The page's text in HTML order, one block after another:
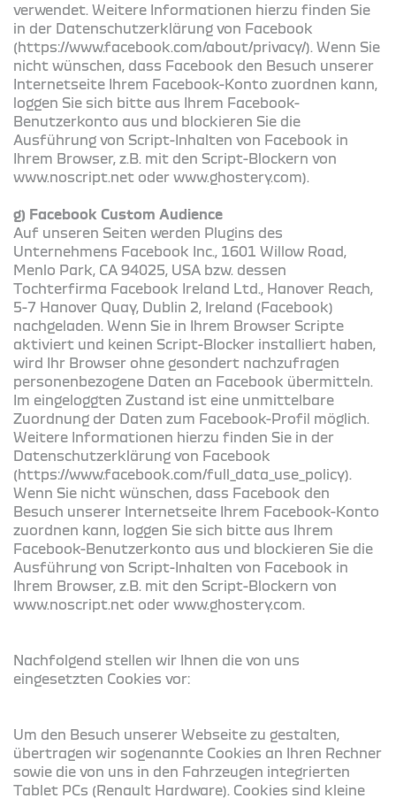
verwendet. Weitere Informationen hierzu finden Sie
in der Datenschutzerklärung von Facebook
(https://www.facebook.com/about/privacy/). Wenn Sie
nicht wünschen, dass Facebook den Besuch unserer
Internetseite Ihrem Facebook-Konto zuordnen kann,
loggen Sie sich bitte aus Ihrem Facebook-
Benutzerkonto aus und blockieren Sie die
Ausführung von Script-Inhalten von Facebook in
Ihrem Browser, z.B. mit den Script-Blockern von
www.noscript.net oder www.ghostery.com).
g) Facebook Custom Audience
Auf unseren Seiten werden Plugins des
Unternehmens Facebook Inc., 1601 Willow Road,
Menlo Park, CA 94025, USA bzw. dessen
Tochterfirma Facebook Ireland Ltd., Hanover Reach,
5-7 Hanover Quay, Dublin 2, Ireland (Facebook)
nachgeladen. Wenn Sie in Ihrem Browser Scripte
aktiviert und keinen Script-Blocker installiert haben,
wird Ihr Browser ohne gesondert nachzufragen
personenbezogene Daten an Facebook übermitteln.
Im eingeloggten Zustand ist eine unmittelbare
Zuordnung der Daten zum Facebook-Profil möglich.
Weitere Informationen hierzu finden Sie in der
Datenschutzerklärung von Facebook
(https://www.facebook.com/full_data_use_policy).
Wenn Sie nicht wünschen, dass Facebook den
Besuch unserer Internetseite Ihrem Facebook-Konto
zuordnen kann, loggen Sie sich bitte aus Ihrem
Facebook-Benutzerkonto aus und blockieren Sie die
Ausführung von Script-Inhalten von Facebook in
Ihrem Browser, z.B. mit den Script-Blockern von
www.noscript.net oder www.ghostery.com.
Nachfolgend stellen wir Ihnen die von uns
eingesetzten Cookies vor:
Um den Besuch unserer Webseite zu gestalten,
übertragen wir sogenannte Cookies an Ihren Rechner
sowie die von uns in den Fahrzeugen integrierten
Tablet PCs (Renault Hardware). Cookies sind kleine